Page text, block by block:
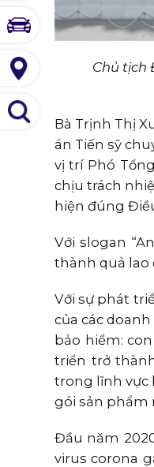
Chủ tịch Đỗ
Bà Trịnh Thị
án Tiến sỹ
vị trí Phó
chịu trách
hiện đúng
Với slogan
thành quả lao
Với sự phát
của các
bảo hiểm:
triển trở
trong lĩnh vực
gói sản phẩm
Đầu năm
virus corona